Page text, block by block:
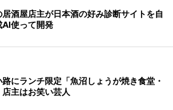
居酒屋店主が日本酒の好み診断サイトを自
使って開発
にランチ限定「魚沼しょうが焼き食堂・
主はお笑い芸人